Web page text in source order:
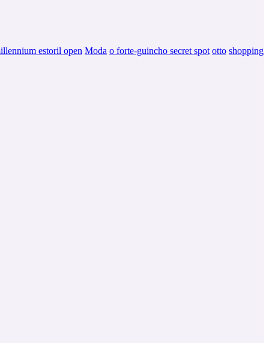
estoril open Moda o forte-guincho secret spot otto shopping